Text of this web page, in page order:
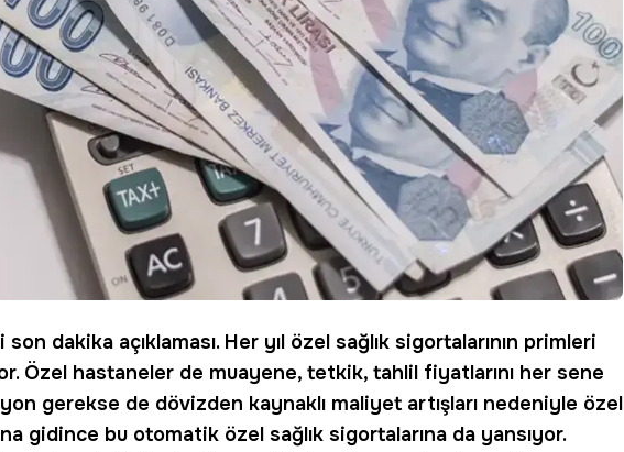
dakika açıklaması. Her yıl özel sağlık sigortalarının primleri
Özel hastaneler de muayene, tetkik, tahlil fiyatlarını her sene
gerekse de dövizden kaynaklı maliyet artışları nedeniyle özel
gidince bu otomatik özel sağlık sigortalarına da yansıyor.